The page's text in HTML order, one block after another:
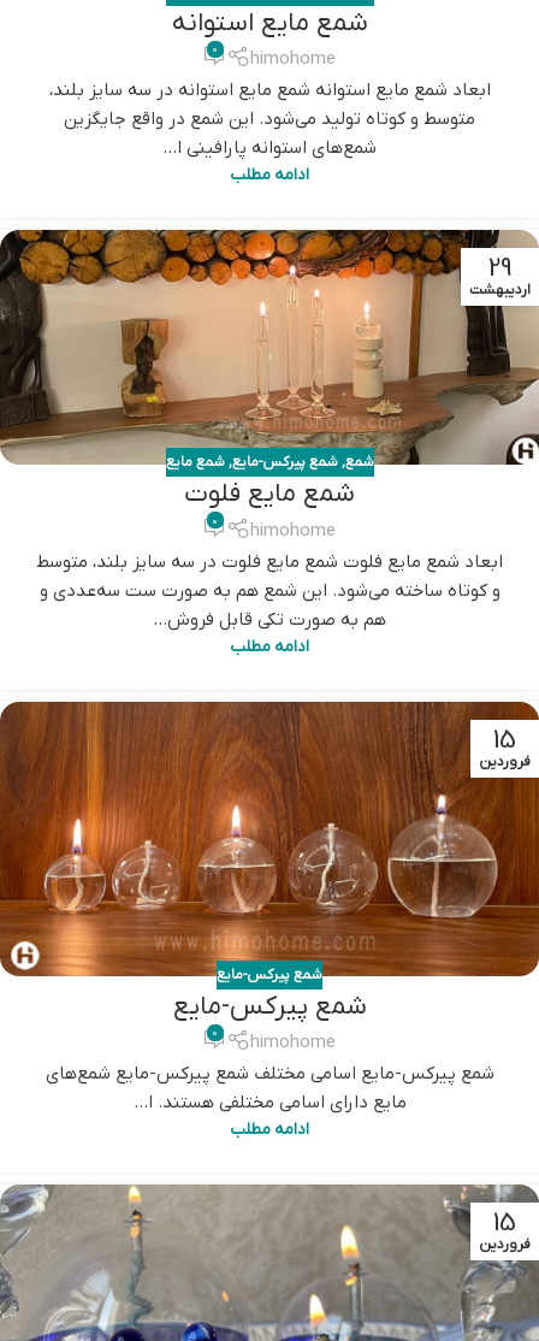
شمع مایع استوانه
himohome
0
ابعاد شمع مایع استوانه شمع مایع استوانه در سه سایز بلند،
متوسط و کوتاه تولید می‌شود. این شمع در واقع جایگزین
شمع‌های استوانه پارافینی ا...
ادامه مطلب
29
اردیبهشت
شمع,شمع پیرکس-مایع,شمع مایع
شمع مایع فلوت
himohome
0
ابعاد شمع مایع فلوت شمع مایع فلوت در سه سایز بلند، متوسط
و کوتاه ساخته می‌شود. این شمع هم به صورت ست سه‌عددی و
هم به صورت تکی قابل فروش...
ادامه مطلب
15
فروردین
شمع پیرکس-مایع
شمع پیرکس-مایع
himohome
0
شمع پیرکس-مایع اسامی مختلف شمع پیرکس-مایع شمع‌های
مایع دارای اسامی مختلفی هستند. ا...
ادامه مطلب
15
فروردین